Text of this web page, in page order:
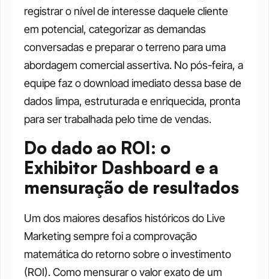
registrar o nível de interesse daquele cliente
em potencial, categorizar as demandas
conversadas e preparar o terreno para uma
abordagem comercial assertiva. No pós-feira, a
equipe faz o download imediato dessa base de
dados limpa, estruturada e enriquecida, pronta
para ser trabalhada pelo time de vendas.
Do dado ao ROI: o
Exhibitor Dashboard e a
mensuração de resultados
Um dos maiores desafios históricos do Live
Marketing sempre foi a comprovação
matemática do retorno sobre o investimento
(ROI). Como mensurar o valor exato de um